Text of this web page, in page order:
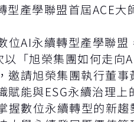
型產學聯盟首屆ACE大
位AI永續轉型產學聯盟
「旭榮集團如何走向
邀請旭榮集團執行董
賦能與ESG永續治理上
握數位永續轉型的新趨